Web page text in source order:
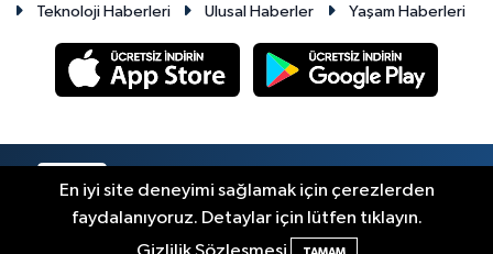
Teknoloji Haberleri
Ulusal Haberler Yaşam Haberleri
RSS Copyright © 2023-2026. Her hakkı saklıdır.
Haber Yazılımı:TE Bilişim
En iyi site deneyimi sağlamak için çerezlerden
faydalanıyoruz. Detaylar için lütfen tıklayın.